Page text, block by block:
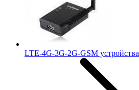
LTE-4G-3G-2G-GSM устройства